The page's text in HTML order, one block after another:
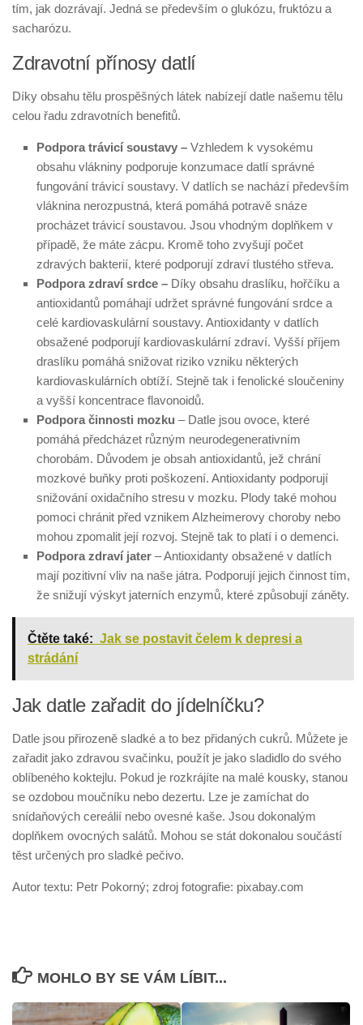
tím, jak dozrávají. Jedná se především o glukózu, fruktózu a
sacharózu.
Zdravotní přínosy datlí
Díky obsahu tělu prospěšných látek nabízejí datle našemu tělu
celou řadu zdravotních benefitů.
Podpora trávicí soustavy – Vzhledem k vysokému
obsahu vlákniny podporuje konzumace datlí správné
fungování trávicí soustavy. V datlích se nachází především
vláknina nerozpustná, která pomáhá potravě snáze
procházet trávicí soustavou. Jsou vhodným doplňkem v
případě, že máte zácpu. Kromě toho zvyšují počet
zdravých bakterií, které podporují zdraví tlustého střeva.
Podpora zdraví srdce – Díky obsahu draslíku, hořčíku a
antioxidantů pomáhají udržet správné fungování srdce a
celé kardiovaskulární soustavy. Antioxidanty v datlích
obsažené podporují kardiovaskulární zdraví. Vyšší příjem
draslíku pomáhá snižovat riziko vzniku některých
kardiovaskulárních obtíží. Stejně tak i fenolické sloučeniny
a vyšší koncentrace flavonoidů.
Podpora činnosti mozku – Datle jsou ovoce, které
pomáhá předcházet různým neurodegenerativním
chorobám. Důvodem je obsah antioxidantů, jež chrání
mozkové buňky proti poškození. Antioxidanty podporují
snižování oxidačního stresu v mozku. Plody také mohou
pomoci chránit před vznikem Alzheimerovy choroby nebo
mohou zpomalit její rozvoj. Stejně tak to platí i o demenci.
Podpora zdraví jater – Antioxidanty obsažené v datlích
mají pozitivní vliv na naše játra. Podporují jejich činnost tím,
že snižují výskyt jaterních enzymů, které způsobují záněty.
Čtěte také: Jak se postavit čelem k depresi a
strádání
Jak datle zařadit do jídelníčku?
Datle jsou přirozeně sladké a to bez přidaných cukrů. Můžete je
zařadit jako zdravou svačinku, použít je jako sladidlo do svého
oblíbeného koktejlu. Pokud je rozkrájíte na malé kousky, stanou
se ozdobou moučníku nebo dezertu. Lze je zamíchat do
snídaňových cereálií nebo ovesné kaše. Jsou dokonalým
doplňkem ovocných salátů. Mohou se stát dokonalou součástí
těst určených pro sladké pečivo.
Autor textu: Petr Pokorný; zdroj fotografie: pixabay.com
MOHLO BY SE VÁM LÍBIT...